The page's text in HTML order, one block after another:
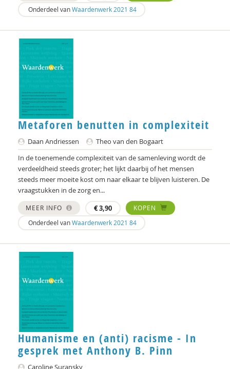
Onderdeel vanWaardenwerk 2021 84
Metaforen benutten in complexiteit
Daan Andriessen
Theo van den Bogaart
In de toenemende complexiteit van de samenleving wordt de
verdeeldheid steeds groter; het lijkt daarbij of het mensen
steeds meer moeite kost om naar elkaar te blijven luisteren. De
vraagstukken in de zorg en...
MEER INFO €3,90
KOPEN
Onderdeel vanWaardenwerk 2021 84
Humanisme en (anti) racisme - In
gesprek met Anthony B. Pinn
Caroline Suransky